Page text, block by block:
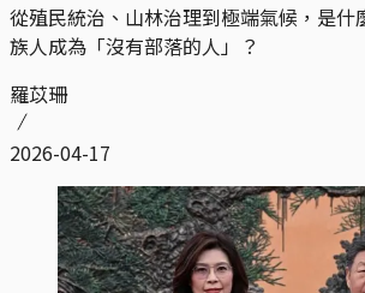
從殖民統治、山林治理到極端氣候，是什
族人成為「沒有部落的人」？
羅苡珊
2026-04-17